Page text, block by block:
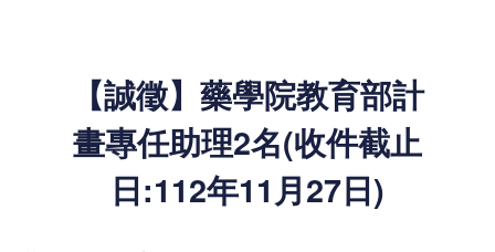
【誠徵】藥學院教育部計
畫專任助理2名(收件截止
日:112年11月27日)